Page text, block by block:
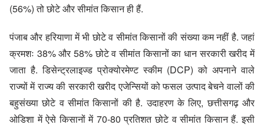
(56%) तो छोटे और सीमांत किसान ही हैं.
पंजाब और हरियाणा में भी छोटे व सीमांत किसानों की संख्या कम नहीं है. जहां
क्रमशः 38% और 58% छोटे व सीमांत किसानों का धान सरकारी खरीद में
जाता है. डिसेन्ट्रलाइज्ड प्रोक्योरमेण्ट स्कीम (DCP) को अपनाने वाले
राज्यों में राज्य की सरकारी खरीद एजेन्सियों को फसल उत्पाद बेचने वालों की
बहुसंख्या छोटे व सीमांत किसानों की है. उदाहरण के लिए, छत्तीसगढ़ और
ओडिशा में ऐसे किसानों में 70-80 प्रतिशत छोटे व सीमांत किसान हैं. इसी